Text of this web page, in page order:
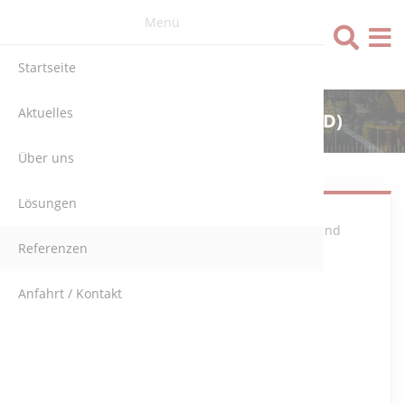
ERFTVERBAND (DEUTSCHLAND)
Steuerungs- und
Menü
Startseite
Aktuelles
Über uns
Lösungen
Referenzen
Anfahrt / Kontakt